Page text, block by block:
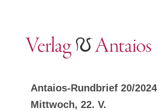
Antaios-Rundbrief 20/2024
Mittwoch, 22. V.